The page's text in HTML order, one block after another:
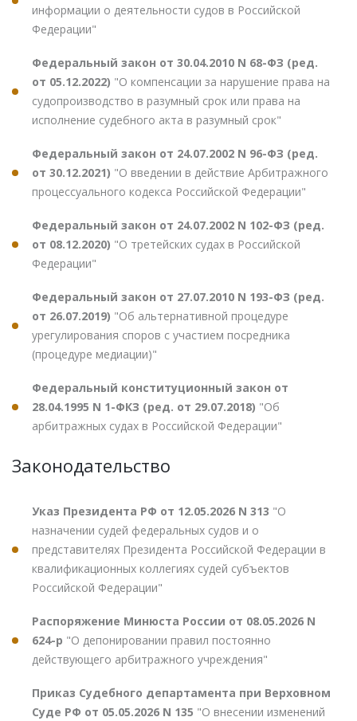
информации о деятельности судов в Российской
Федерации"
Федеральный закон от 30.04.2010 N 68-ФЗ (ред.
от 05.12.2022) "О компенсации за нарушение права на
судопроизводство в разумный срок или права на
исполнение судебного акта в разумный срок"
Федеральный закон от 24.07.2002 N 96-ФЗ (ред.
от 30.12.2021) "О введении в действие Арбитражного
процессуального кодекса Российской Федерации"
Федеральный закон от 24.07.2002 N 102-ФЗ (ред.
от 08.12.2020) "О третейских судах в Российской
Федерации"
Федеральный закон от 27.07.2010 N 193-ФЗ (ред.
от 26.07.2019) "Об альтернативной процедуре
урегулирования споров с участием посредника
(процедуре медиации)"
Федеральный конституционный закон от
28.04.1995 N 1-ФКЗ (ред. от 29.07.2018) "Об
арбитражных судах в Российской Федерации"
Законодательство
Указ Президента РФ от 12.05.2026 N 313 "О
назначении судей федеральных судов и о
представителях Президента Российской Федерации в
квалификационных коллегиях судей субъектов
Российской Федерации"
Распоряжение Минюста России от 08.05.2026 N
624-р "О депонировании правил постоянно
действующего арбитражного учреждения"
Приказ Судебного департамента при Верховном
Суде РФ от 05.05.2026 N 135 "О внесении изменений